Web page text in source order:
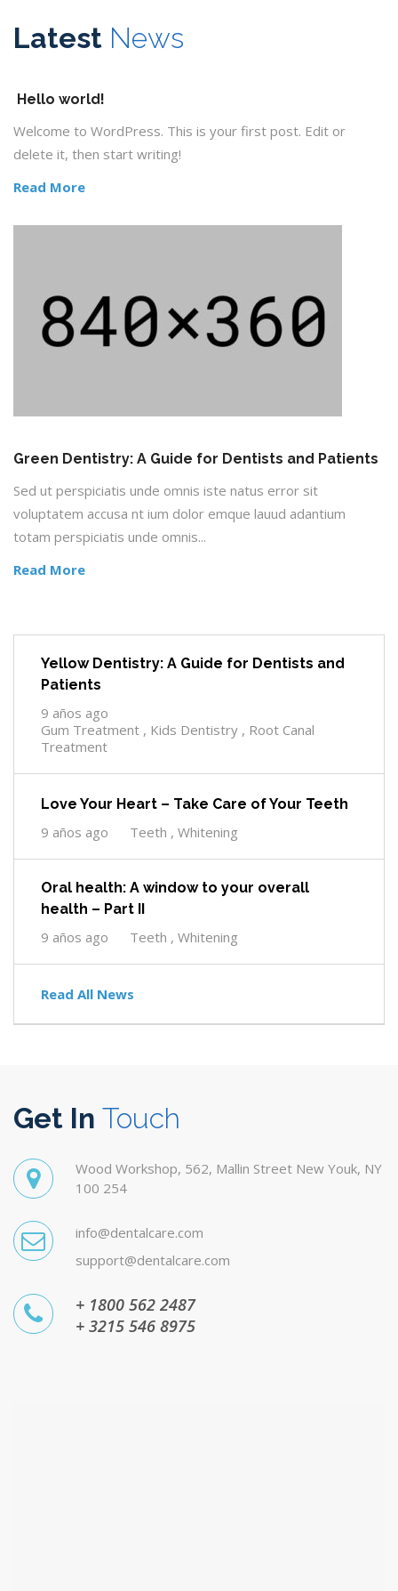
Latest News
Hello world!
Welcome to WordPress. This is your first post. Edit or
delete it, then start writing!
Read More
Green Dentistry: A Guide for Dentists and Patients
Sed ut perspiciatis unde omnis iste natus error sit
voluptatem accusa nt ium dolor emque lauud adantium
totam perspiciatis unde omnis...
Read More
Yellow Dentistry: A Guide for Dentists and
Patients
9 años ago
Gum Treatment , Kids Dentistry , Root Canal
Treatment
Love Your Heart – Take Care of Your Teeth
9 años ago Teeth , Whitening
Oral health: A window to your overall
health – Part II
9 años ago Teeth , Whitening
Read All News
Get In Touch
Wood Workshop, 562, Mallin Street New Youk, NY
100 254
info@dentalcare.com
support@dentalcare.com
+ 1800 562 2487
+ 3215 546 8975